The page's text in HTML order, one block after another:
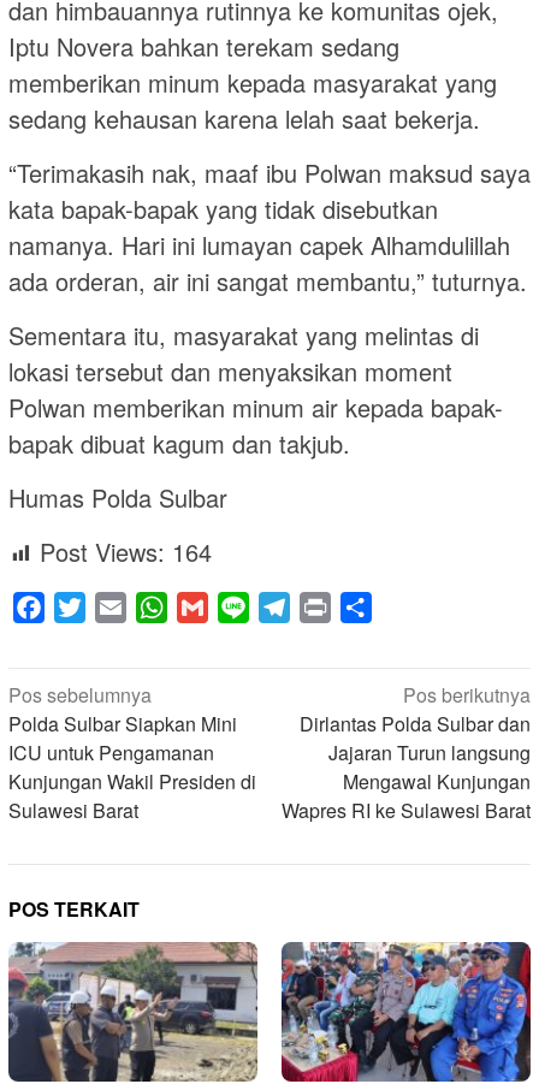
dan himbauannya rutinnya ke komunitas ojek,
Iptu Novera bahkan terekam sedang
memberikan minum kepada masyarakat yang
sedang kehausan karena lelah saat bekerja.
“Terimakasih nak, maaf ibu Polwan maksud saya
kata bapak-bapak yang tidak disebutkan
namanya. Hari ini lumayan capek Alhamdulillah
ada orderan, air ini sangat membantu,” tuturnya.
Sementara itu, masyarakat yang melintas di
lokasi tersebut dan menyaksikan moment
Polwan memberikan minum air kepada bapak-
bapak dibuat kagum dan takjub.
Humas Polda Sulbar
Post Views: 164
Facebook
Twitter Email WhatsApp
Gmail Line Telegram
Print
Navigasi
pos
Pos sebelumnya
Polda Sulbar Siapkan Mini
ICU untuk Pengamanan
Kunjungan Wakil Presiden di
Sulawesi Barat
Pos berikutnya
Dirlantas Polda Sulbar dan
Jajaran Turun langsung
Mengawal Kunjungan
Wapres RI ke Sulawesi Barat
POS TERKAIT